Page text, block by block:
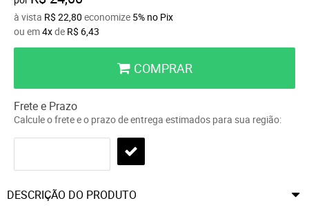
à vista R$ 22,80 economize 5% no Pix
ou em4xde R$ 6,43
COMPRAR
Frete e Prazo
Calcule o frete e o prazo de entrega estimados para sua região:
DESCRIÇÃO DO PRODUTO